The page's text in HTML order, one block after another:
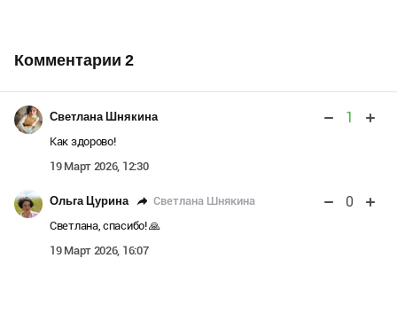
Комментарии 2
Светлана Шнякина 1
Как здорово!
19 Март 2026, 12:30
Ольга Цурина Светлана Шнякина 0
Светлана, спасибо! 🙏
19 Март 2026, 16:07